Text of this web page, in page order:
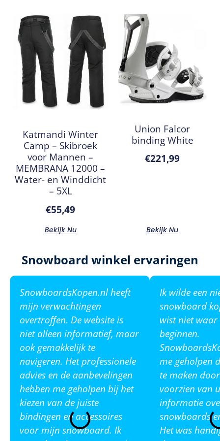
Katmandi Winter
Camp – Skibroek
voor Mannen –
MEMBRANA 12000 –
Water- en Winddicht
– 5XL
€55,49
Bekijk Nu
Union Falcor
binding White
€221,99
Bekijk Nu
Snowboard winkel ervaringen
SnowboardsKopen.nl heeft
mijn verwachtingen
overtroffen. De website is
niet alleen informatief, maar
ook gemakkelijk te
navigeren. Het professionele
advies en de aanbevelingen
hebben me geholpen bij het
kiezen van de juiste
bindingen en accessoires
voor mijn snowboard. Ik
Ik wilde een
snowboard
wist niet waar
beginnen.
me geholpen
te maken
voorzien van
informatie
snowboards
Het was